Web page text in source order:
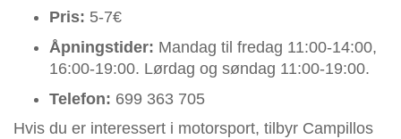
Pris: 5-7€
Åpningstider: Mandag til fredag 11:00-14:00,
16:00-19:00. Lørdag og søndag 11:00-19:00.
Telefon: 699 363 705
Hvis du er interessert i motorsport, tilbyr Campillos